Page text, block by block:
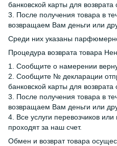
банковской карты для возврата
3. После получения товара в
возвращаем Вам деньги или
Среди них указаны
Процедура возврата товара
1. Сообщите о намерении
2. Сообщите № декларации
банковской карты для возврата
3. После получения товара в
возвращаем Вам деньги или
4. Все услуги перевозчиков
проходят за наш счет.
Обмен и возврат товара